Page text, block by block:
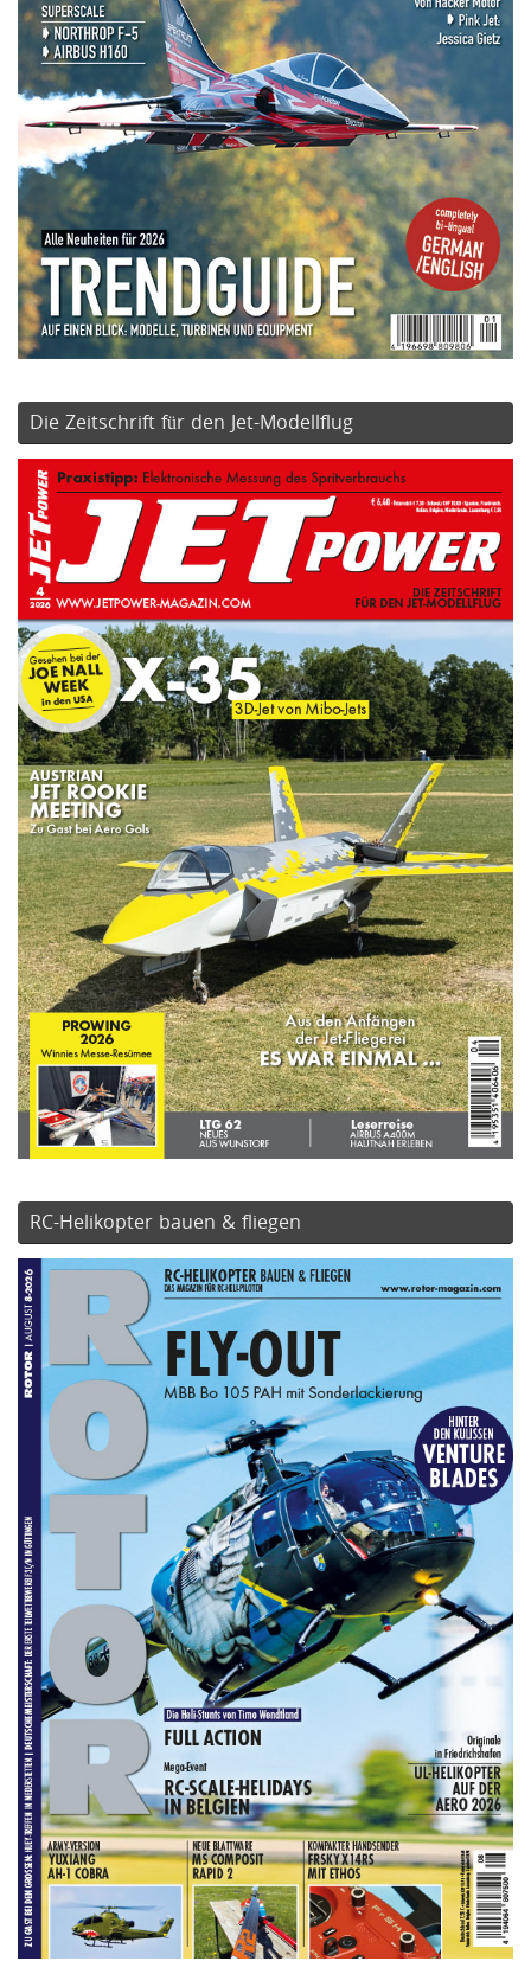
Die Zeitschrift für den Jet-Modellflug
RC-Helikopter bauen & fliegen